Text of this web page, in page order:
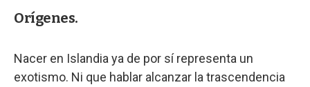
Orígenes.
Nacer en Islandia ya de por sí representa un
exotismo. Ni que hablar alcanzar la trascendencia